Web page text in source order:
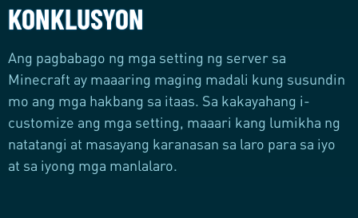
KONKLUSYON
Ang pagbabago ng mga setting ng server sa
Minecraft ay maaaring maging madali kung susundin
mo ang mga hakbang sa itaas. Sa kakayahang i-
customize ang mga setting, maaari kang lumikha ng
natatangi at masayang karanasan sa laro para sa iyo
at sa iyong mga manlalaro.